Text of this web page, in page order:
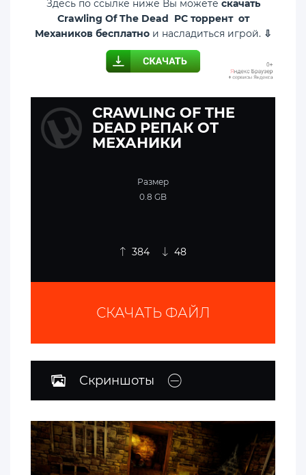
Здесь по ссылке ниже Вы можете скачать
Crawling Of The Dead PC торрент от
Механиков бесплатнои насладиться игрой. ⇩
CRAWLING OF THE
DEAD РЕПАК ОТ
МЕХАНИКИ
Размер
0.8 GB
384 48
СКАЧАТЬ ФАЙЛ
Скриншоты